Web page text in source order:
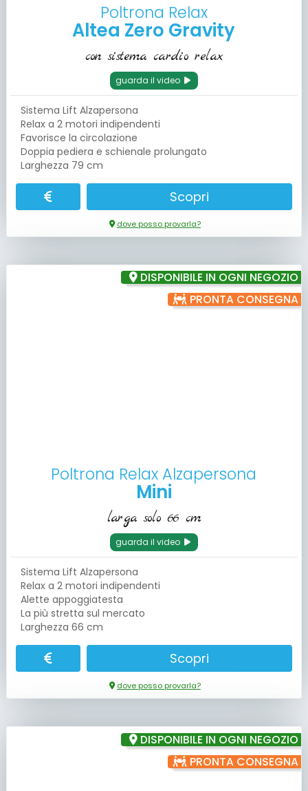
Poltrona Relax
Altea Zero Gravity
con sistema cardio relax
guarda il video
Sistema Lift Alzapersona
Relax a 2 motori indipendenti
Favorisce la circolazione
Doppia pediera e schienale prolungato
Larghezza 79 cm
Scopri
dove posso provarla?
DISPONIBILE IN OGNI NEGOZIO
PRONTA CONSEGNA
Poltrona Relax Alzapersona
Mini
larga solo 66 cm
guarda il video
Sistema Lift Alzapersona
Relax a 2 motori indipendenti
Alette appoggiatesta
La più stretta sul mercato
Larghezza 66 cm
Scopri
dove posso provarla?
DISPONIBILE IN OGNI NEGOZIO
PRONTA CONSEGNA